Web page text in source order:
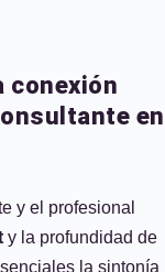
conexión
en
y el profesional
y la profundidad de
la sintonía